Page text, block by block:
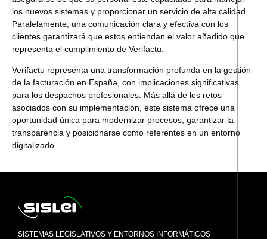
los nuevos sistemas y proporcionar un servicio de alta calidad.
Paralelamente, una comunicación clara y efectiva con los
clientes garantizará que estos entiendan el valor añadido que
representa el cumplimiento de Verifactu.
Verifactu representa una transformación profunda en la gestión
de la facturación en España, con implicaciones significativas
para los despachos profesionales. Más allá de los retos
asociados con su implementación, este sistema ofrece una
oportunidad única para modernizar procesos, garantizar la
transparencia y posicionarse como referentes en un entorno
digitalizado.
SISTEMAS LEGISLATIVOS Y ENTORNOS INFORMÁTICOS